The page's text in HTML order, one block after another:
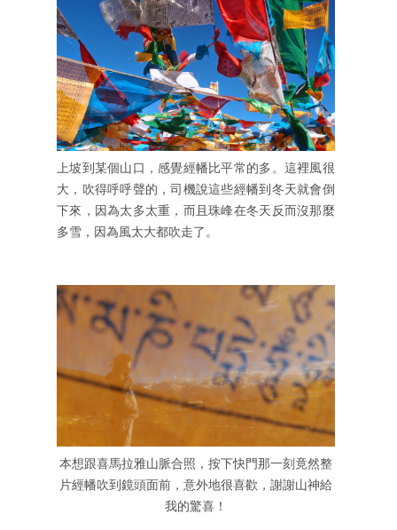
上坡到某個山口，感覺經幡比平常的多。這裡風很
大，吹得呼呼聲的，司機說這些經幡到冬天就會倒
下來，因為太多太重，而且珠峰在冬天反而沒那麼
多雪，因為風太大都吹走了。
本想跟喜馬拉雅山脈合照，按下快門那一刻竟然整
片經幡吹到鏡頭面前，意外地很喜歡，謝謝山神給
我的驚喜！